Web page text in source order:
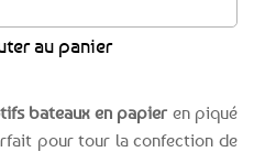
bateaux en papier en piqué
pour tour la confection de
était :
11,99€.
est :
au panier